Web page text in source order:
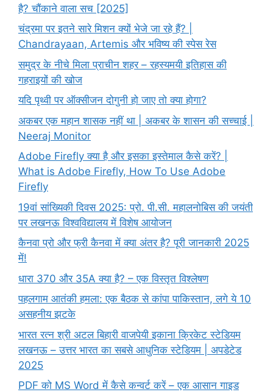
है? चौंकाने वाला सच [2025]
चंद्रमा पर इतने सारे मिशन क्यों भेजे जा रहे हैं? |
Chandrayaan, Artemis और भविष्य की स्पेस रेस
समुद्र के नीचे मिला प्राचीन शहर – रहस्यमयी इतिहास की
गहराइयों की खोज
यदि पृथ्वी पर ऑक्सीजन दोगुनी हो जाए तो क्या होगा?
अकबर एक महान शासक नहीं था | अकबर के शासन की सच्चाई |
Neeraj Monitor
Adobe Firefly क्या है और इसका इस्तेमाल कैसे करें? |
What is Adobe Firefly, How To Use Adobe
Firefly
19वां सांख्यिकी दिवस 2025: प्रो. पी.सी. महालनोबिस की जयंती
पर लखनऊ विश्वविद्यालय में विशेष आयोजन
कैनवा प्रो और फ्री कैनवा में क्या अंतर है? पूरी जानकारी 2025
में!
धारा 370 और 35A क्या है? – एक विस्तृत विश्लेषण
पहलगाम आतंकी हमला: एक बैठक से कांपा पाकिस्तान, लगे ये 10
असहनीय झटके
भारत रत्न श्री अटल बिहारी वाजपेयी इकाना क्रिकेट स्टेडियम
लखनऊ – उत्तर भारत का सबसे आधुनिक स्टेडियम | अपडेटेड
2025
PDF को MS Word में कैसे कन्वर्ट करें – एक आसान गाइड